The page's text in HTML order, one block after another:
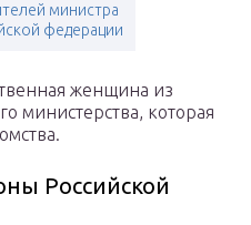
министра
федерации
женщина из
министерства, которая
Российской